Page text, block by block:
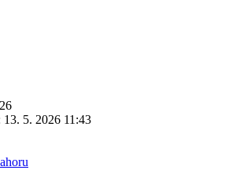
13. 5. 2026 11:43